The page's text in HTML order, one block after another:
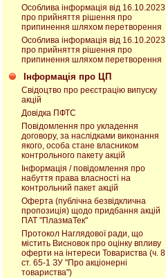
Особлива інформація від 16.10.2023
про прийняття рішення про
припинення шляхом перетворення
Особлива інформація від 16.10.2023
про прийняття рішення про
припинення шляхом перетворення
Інформація про ЦП
Свідоцтво про реєстрацію випуску
акцій
Довідка ПФТС
Повідомлення про укладення
договору, за наслідками виконання
якого, особа стане власником
контрольного пакету акцій
Інформація / повідомлення про
набуття права власності на
контрольний пакет акцій
Оферта (публічна безвідклична
пропозиція) щодо придбання акцій
ПАТ "ПлазмаТек"
Протокол Наглядової ради, що
містить Висновок про оцінку впливу
оферти на інтереси Товариства (ч. 8
ст. 65-1 ЗУ "Про акціонерні
товариства")